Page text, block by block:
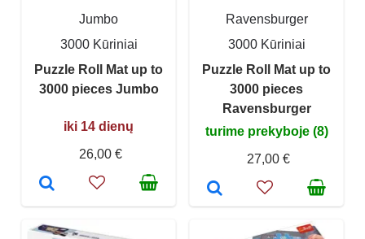
Jumbo
3000 Kūriniai
Puzzle Roll Mat up to
3000 pieces Jumbo
iki 14 dienų
26,00 €
Ravensburger
3000 Kūriniai
Puzzle Roll Mat up to
3000 pieces
Ravensburger
turime prekyboje (8)
27,00 €